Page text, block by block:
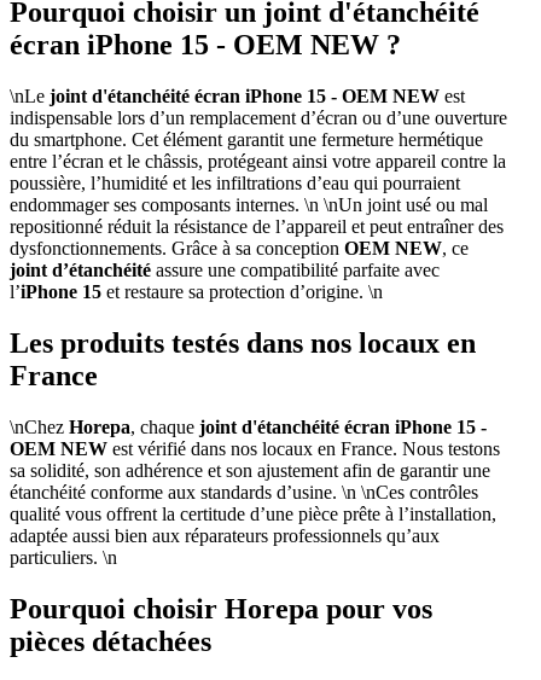
Pourquoi choisir un joint d'étanchéité
écran iPhone 15 - OEM NEW ?
\nLe joint d'étanchéité écran iPhone 15 - OEM NEW est
indispensable lors d’un remplacement d’écran ou d’une ouverture
du smartphone. Cet élément garantit une fermeture hermétique
entre l’écran et le châssis, protégeant ainsi votre appareil contre la
poussière, l’humidité et les infiltrations d’eau qui pourraient
endommager ses composants internes. \n \nUn joint usé ou mal
repositionné réduit la résistance de l’appareil et peut entraîner des
dysfonctionnements. Grâce à sa conception OEM NEW, ce
joint d’étanchéité assure une compatibilité parfaite avec
l’iPhone 15 et restaure sa protection d’origine. \n
Les produits testés dans nos locaux en
France
\nChez Horepa, chaque joint d'étanchéité écran iPhone 15 -
OEM NEW est vérifié dans nos locaux en France. Nous testons
sa solidité, son adhérence et son ajustement afin de garantir une
étanchéité conforme aux standards d’usine. \n \nCes contrôles
qualité vous offrent la certitude d’une pièce prête à l’installation,
adaptée aussi bien aux réparateurs professionnels qu’aux
particuliers. \n
Pourquoi choisir Horepa pour vos
pièces détachées